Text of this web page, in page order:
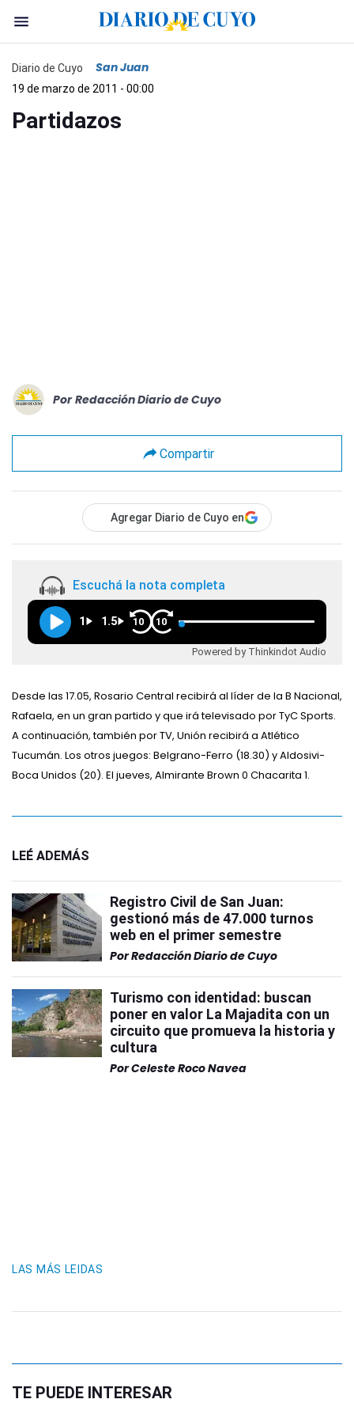
Diario de Cuyo San Juan
19 de marzo de 2011 - 00:00
Partidazos
Por Redacción Diario de Cuyo
Compartir
Agregar Diario de Cuyo en
Escuchá la nota completa
1 1.5 10 10
Powered by Thinkindot Audio
Desde las 17.05, Rosario Central recibirá al líder de la B Nacional,
Rafaela, en un gran partido y que irá televisado por TyC Sports.
A continuación, también por TV, Unión recibirá a Atlético
Tucumán. Los otros juegos: Belgrano-Ferro (18.30) y Aldosivi-
Boca Unidos (20). El jueves, Almirante Brown 0 Chacarita 1.
LEÉ ADEMÁS
Registro Civil de San Juan:
gestionó más de 47.000 turnos
web en el primer semestre
PorRedacción Diario de Cuyo
Turismo con identidad: buscan
poner en valor La Majadita con un
circuito que promueva la historia y
cultura
PorCeleste Roco Navea
LAS MÁS LEIDAS
TE PUEDE INTERESAR